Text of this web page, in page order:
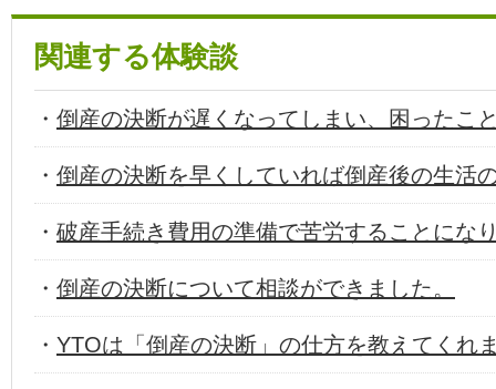
関連する体験談
・ 倒産の決断が遅くなってしまい、困ったこ
・ 倒産の決断を早くしていれば倒産後の生活
・ 破産手続き費用の準備で苦労することにな
・ 倒産の決断について相談ができました。
・ YTOは「倒産の決断」の仕方を教えてくれ